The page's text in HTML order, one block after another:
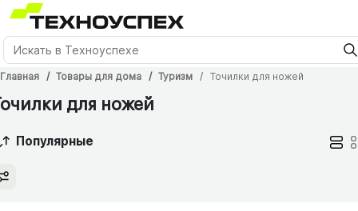
Главная Товары для дома Туризм Точилки для ножей
для ножей
Популярные